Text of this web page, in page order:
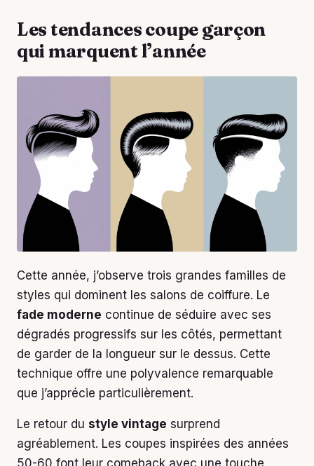
Les tendances coupe garçon
qui marquent l’année
Cette année, j’observe trois grandes familles de
styles qui dominent les salons de coiffure. Le
fade moderne continue de séduire avec ses
dégradés progressifs sur les côtés, permettant
de garder de la longueur sur le dessus. Cette
technique offre une polyvalence remarquable
que j’apprécie particulièrement.
Le retour du style vintage surprend
agréablement. Les coupes inspirées des années